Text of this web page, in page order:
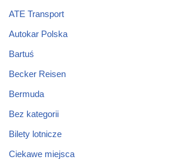
ATE Transport
Autokar Polska
Bartuś
Becker Reisen
Bermuda
Bez kategorii
Bilety lotnicze
Ciekawe miejsca